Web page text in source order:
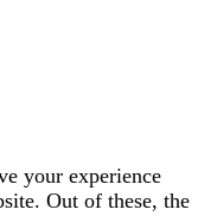
your experience
Out of these, the